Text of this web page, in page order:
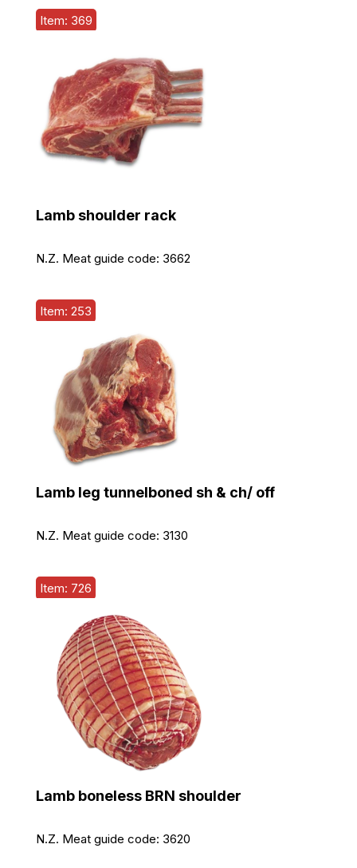
Item: 369
Lamb shoulder rack
N.Z. Meat guide code: 3662
Item: 253
Lamb leg tunnelboned sh & ch/ off
N.Z. Meat guide code: 3130
Item: 726
Lamb boneless BRN shoulder
N.Z. Meat guide code: 3620